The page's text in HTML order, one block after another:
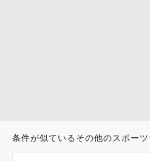
条件が似ているその他のスポー